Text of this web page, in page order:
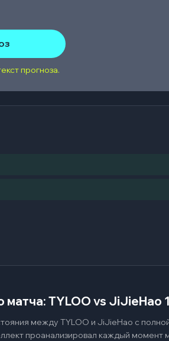
прогноза.
матча: TYLOO vs JiJieHao
между TYLOO и JiJieHao с
проанализировал каждый момент